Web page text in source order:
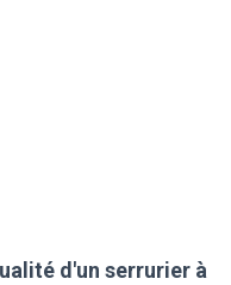
d'un serrurier à